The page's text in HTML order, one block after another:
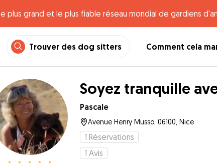
e plus grand et le plus fiable réseau mondial de gardiens
Trouver des dog sitters Comment cela
Soyez tranquille
Pascale
Avenue Henry Musso, 06100, Nice
1 Réservations
1 Avis